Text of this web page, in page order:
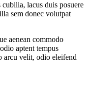
lacus duis posuere
sem donec volutpat
aenean commodo
aptent tempus
arcu velit, odio eleifend